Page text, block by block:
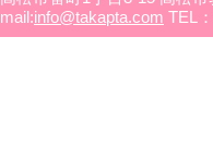
mail:info@takapta.com TEL